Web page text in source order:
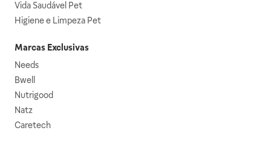
Vida Saudável Pet
Higiene e Limpeza Pet
Marcas Exclusivas
Needs
Bwell
Nutrigood
Natz
Caretech